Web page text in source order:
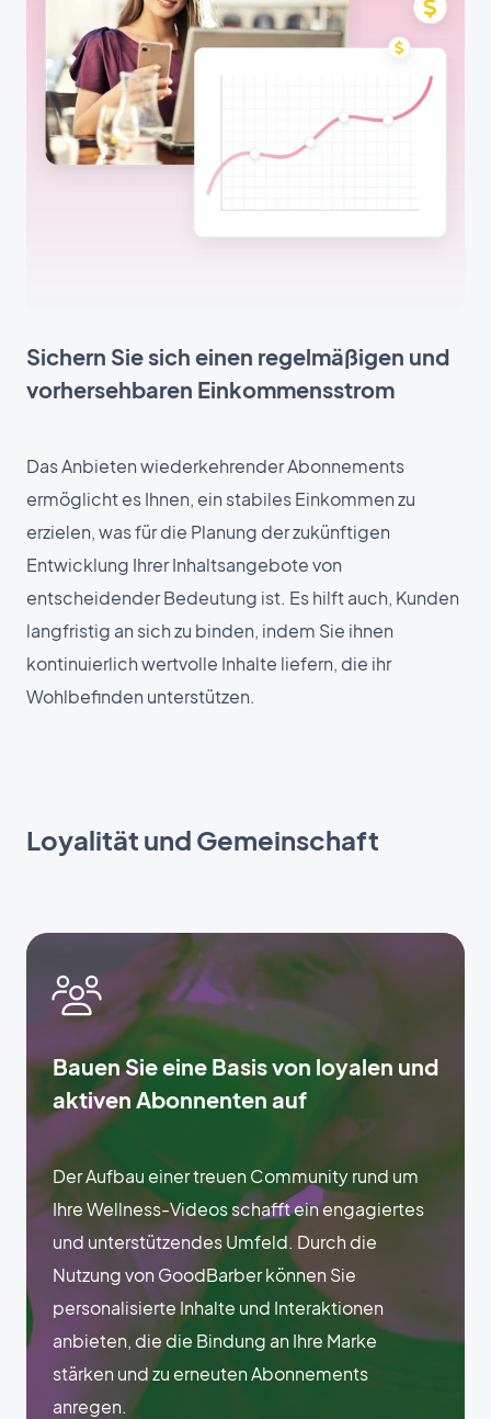
Sichern Sie sich einen regelmäßigen und
vorhersehbaren Einkommensstrom
Das Anbieten wiederkehrender Abonnements
ermöglicht es Ihnen, ein stabiles Einkommen zu
erzielen, was für die Planung der zukünftigen
Entwicklung Ihrer Inhaltsangebote von
entscheidender Bedeutung ist. Es hilft auch, Kunden
langfristig an sich zu binden, indem Sie ihnen
kontinuierlich wertvolle Inhalte liefern, die ihr
Wohlbefinden unterstützen.
Loyalität und Gemeinschaft
Bauen Sie eine Basis von loyalen und
aktiven Abonnenten auf
Der Aufbau einer treuen Community rund um
Ihre Wellness-Videos schafft ein engagiertes
und unterstützendes Umfeld. Durch die
Nutzung von GoodBarber können Sie
personalisierte Inhalte und Interaktionen
anbieten, die die Bindung an Ihre Marke
stärken und zu erneuten Abonnements
anregen.